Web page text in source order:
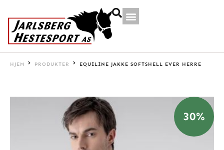
HJEM PRODUKTER EQUILINE JAKKE SOFTSHELL EVER HERRE
30%